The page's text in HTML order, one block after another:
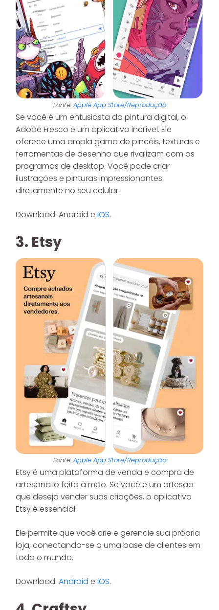
Fonte: Apple App Store/Reprodução
Se você é um entusiasta da pintura digital, o
Adobe Fresco é um aplicativo incrível. Ele
oferece uma ampla gama de pincéis, texturas e
ferramentas de desenho que rivalizam com os
programas de desktop. Você pode criar
ilustrações e pinturas impressionantes
diretamente no seu celular.
Download: Android e iOS.
3. Etsy
Fonte: Apple App Store/Reprodução
Etsy é uma plataforma de venda e compra de
artesanato feito à mão. Se você é um artesão
que deseja vender suas criações, o aplicativo
Etsy é essencial.
Ele permite que você crie e gerencie sua própria
loja, conectando-se a uma base de clientes em
todo o mundo.
Download: Android e iOS.